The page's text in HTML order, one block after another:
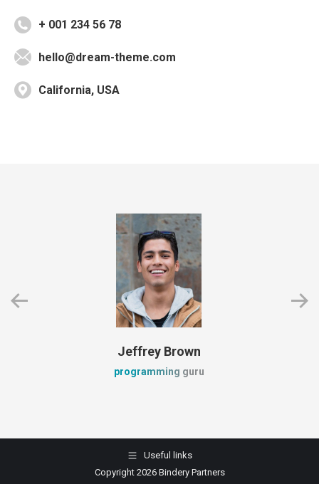
+ 001 234 56 78
hello@dream-theme.com
California, USA
Jeffrey Brown
programming guru
Useful links
Copyright 2026 Bindery Partners